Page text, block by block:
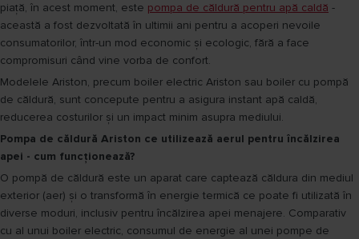
piață, în acest moment, este pompa de căldură pentru apă caldă -
această a fost dezvoltată în ultimii ani pentru a acoperi nevoile
consumatorilor, într-un mod economic și ecologic, fără a face
compromisuri când vine vorba de confort.
Modelele Ariston, precum boiler electric Ariston sau boiler cu pompă
de căldură, sunt concepute pentru a asigura instant apă caldă,
reducerea costurilor și un impact minim asupra mediului.
Pompa de căldură Ariston ce utilizează aerul pentru încălzirea
apei - cum funcționează?
O pompă de căldură este un aparat care captează căldura din mediul
exterior (aer) și o transformă în energie termică ce poate fi utilizată în
diverse moduri, inclusiv pentru încălzirea apei menajere. Comparativ
cu al unui boiler electric, consumul de energie al unei pompe de